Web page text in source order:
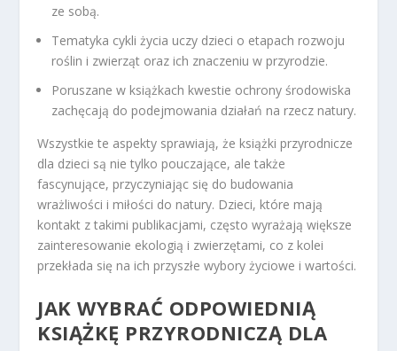
ze sobą.
Tematyka cykli życia uczy dzieci o etapach rozwoju
roślin i zwierząt oraz ich znaczeniu w przyrodzie.
Poruszane w książkach kwestie ochrony środowiska
zachęcają do podejmowania działań na rzecz natury.
Wszystkie te aspekty sprawiają, że książki przyrodnicze
dla dzieci są nie tylko pouczające, ale także
fascynujące, przyczyniając się do budowania
wrażliwości i miłości do natury. Dzieci, które mają
kontakt z takimi publikacjami, często wyrażają większe
zainteresowanie ekologią i zwierzętami, co z kolei
przekłada się na ich przyszłe wybory życiowe i wartości.
JAK WYBRAĆ ODPOWIEDNIĄ
KSIĄŻKĘ PRZYRODNICZĄ DLA